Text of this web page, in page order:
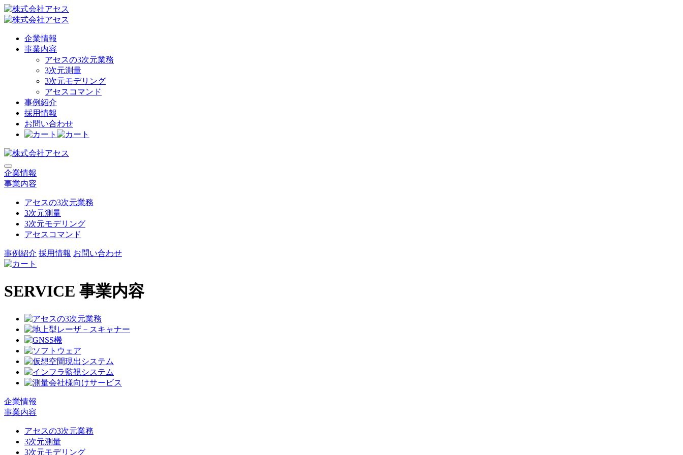
企業情報
事業内容
アセスの3次元業務
3次元測量
3次元モデリング
アセスコマンド
事例紹介
採用情報
お問い合わせ
企業情報
事業内容
アセスの3次元業務
3次元測量
3次元モデリング
アセスコマンド
事例紹介 採用情報 お問い合わせ
SERVICE 事業内容
企業情報
事業内容
アセスの3次元業務
3次元測量
3次元モデリング